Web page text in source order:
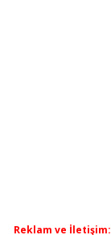
Reklam ve İletişim: